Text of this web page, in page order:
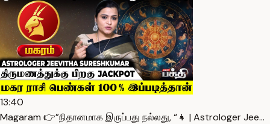
13:40
Magaram 👉”நிதானமாக இருப்பது நல்லது, “👧 | Astrologer Jee…